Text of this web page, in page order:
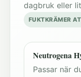
dagbruk eller
FUKTKRÄMER
Neutrogena
Passar när